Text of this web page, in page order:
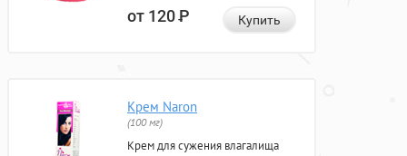
от 120Р Купить
Крем Naron
(100 мг)
Крем для сужения влагалища